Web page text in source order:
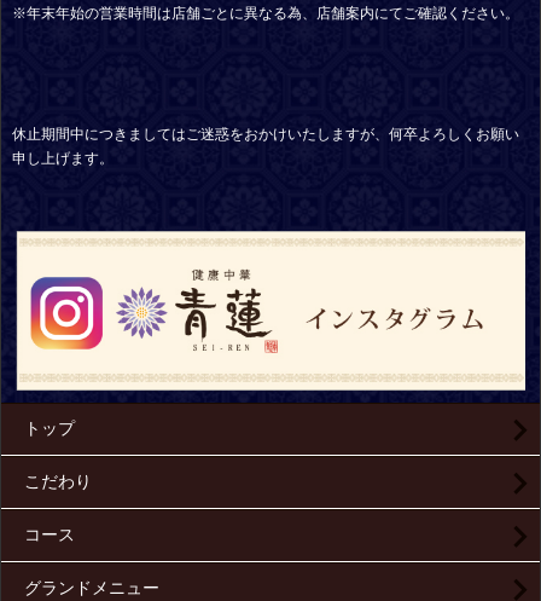
※年末年始の営業時間は店舗ごとに異なる為、店舗案内にてご確認ください。
休止期間中につきましてはご迷惑をおかけいたしますが、何卒よろしくお願い
申し上げます。
トップ
こだわり
コース
グランドメニュー